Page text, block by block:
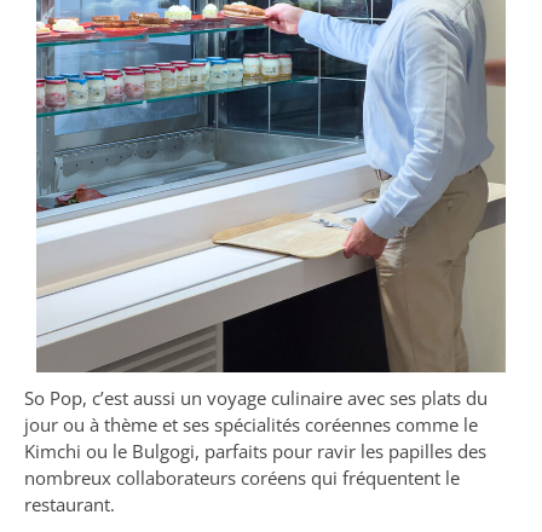
So Pop, c’est aussi un voyage culinaire avec ses plats du
jour ou à thème et ses spécialités coréennes comme le
Kimchi ou le Bulgogi, parfaits pour ravir les papilles des
nombreux collaborateurs coréens qui fréquentent le
restaurant.